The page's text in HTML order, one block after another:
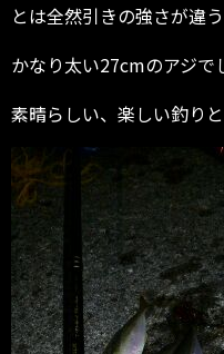
とは全然引きの強さが違
かなり太い27cmのアジで
素晴らしい、楽しい釣りと